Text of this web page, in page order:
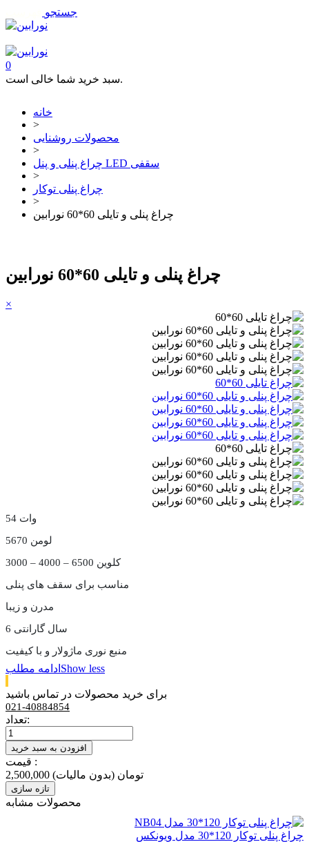
جستجو
0
سبد خرید شما خالی است.
خانه
>
محصولات روشنایی
>
چراغ پنلی و پنل LED سقفی
>
چراغ پنلی توکار
>
چراغ پنلی و تایلی 60*60 نورابین
چراغ پنلی و تایلی 60*60 نورابین
×
54 وات
5670 لومن
3000 – 4000 – 6500 کلوین
مناسب برای سقف های پنلی
مدرن و زیبا
6 سال گارانتی
منبع نوری ماژولار و با کیفیت
ادامه مطلب Show less
برای خرید محصولات در تماس باشید
021-40884854
تعداد:
افزودن به سبد خرید
قیمت :
2,500,000 تومان (بدون مالیات)
محصولات مشابه
چراغ پنلی توکار 120*30 مدل ویونکس